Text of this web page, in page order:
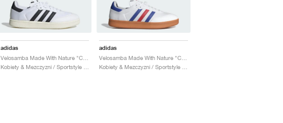
adidas
Velosamba Made With Nature "Cloud White & Core Black"
adidas